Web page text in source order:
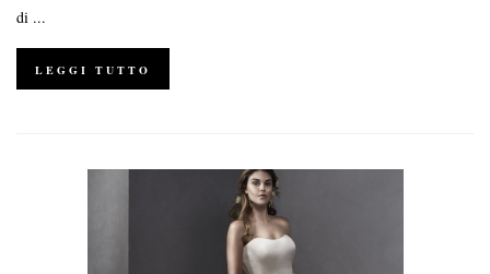
di ...
LEGGI TUTTO